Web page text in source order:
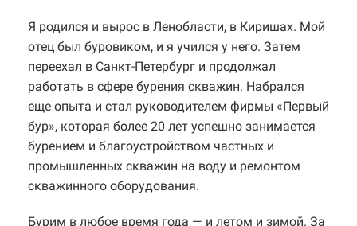
Я родился и вырос в Ленобласти, в Киришах. Мой
отец был буровиком, и я учился у него. Затем
переехал в Санкт-Петербург и продолжал
работать в сфере бурения скважин. Набрался
еще опыта и стал руководителем фирмы «Первый
бур», которая более 20 лет успешно занимается
бурением и благоустройством частных и
промышленных скважин на воду и ремонтом
скважинного оборудования.
Бурим в любое время года — и летом и зимой. За